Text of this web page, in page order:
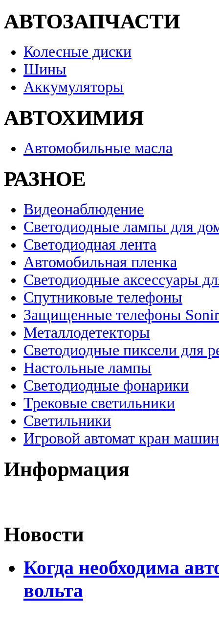
АВТОЗАПЧАСТИ
Колесные диски
Шины
Аккумуляторы
АВТОХИМИЯ
Автомобильные масла
РАЗНОЕ
Видеонаблюдение
Светодиодные лампы для
Светодиодная лента
Автомобильная пленка
Светодиодные аксессуары
Спутниковые телефоны
Защищенные телефоны
Металлодетекторы
Светодиодные пиксели для
Настольные лампы
Светодиодные фонарики
Трековые светильники
Светильники
Игровой автомат кран
Информация
Новости
Когда необходима
вольта